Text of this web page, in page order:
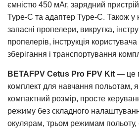
ємністю 450 мАг, зарядний
Type-C та адаптер Type-C. Також у
запасні пропелери, викрутка,
пропелерів, інструкція
зберігання і транспортування
BETAFPV Cetus Pro FPV Kit — це
комплект для навчання польотам,
компактний розмір, просте
режиму без складного
окулярам, трьом режимам польоту,